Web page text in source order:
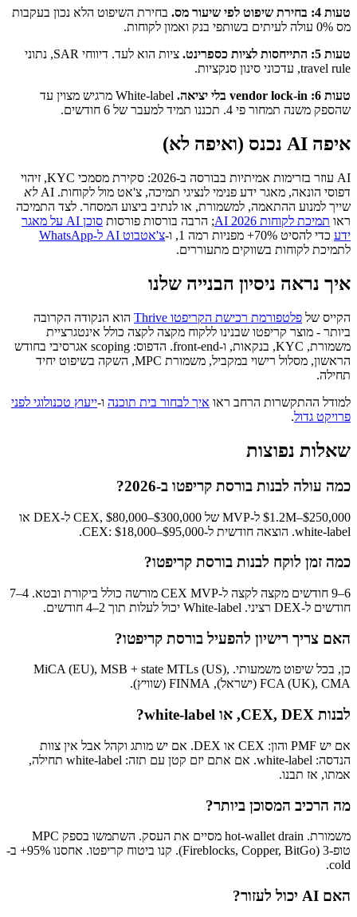
טעות 4: בחירת שיפוט לפי שיעור מס.
בחירת השיפוט הלא נכון בעקבות
מס 0% עולה לעיתים בשותפי בנק ואמון לקוחות.
טעות 5: התייחסות לציות כספרינט.
ציות הוא לעד. דיווחי SAR, נתוני
travel rule, עדכוני סינון סנקציות.
טעות 6: vendor lock-in בלי יציאה.
White-label מרגיש מצוין עד
שהספק משנה תמחור פי 4. תכננו תמיד למעבר של 6 חודשים.
איפה AI נכנס (ואיפה לא)
AI עוזר בזרימות אמיתיות בבורסה ב-2026: סקירת מסמכי KYC, זיהוי
דפוסי הונאה, מאגר ידע פנימי לנציגי תמיכה, צ'אט מול לקוחות. AI
לא
שייך למנוע ההתאמה, למשמורת, או לנתיב ביצוע המסחר. לצד התמיכה
ראו תמיכת לקוחות AI 2026 ; הרבה בורסות פורסות
סוכן AI על מאגר
ידע כדי להסיט 70%+ מפניות רמה 1, ו-
צ'אטבוט AI ל-WhatsApp
לתמיכת לקוחות בשווקים מתעוררים.
איך נראה ניסיון הבנייה שלנו
הקייס של פלטפורמת רכישת הקריפטו Thrive
הוא הנקודה הקרובה
ביותר - מוצר קריפטו שבנינו ללקוח מקצה לקצה כולל אינטגרציית
משמורת, KYC, בנקאות, ו-front-end. הדפוס: scoping אגרסיבי בחודש
הראשון, מסלול רישוי במקביל, משמורת MPC, השקה בשיפוט יחיד
תחילה.
למודל ההתקשרות הרחב ראו איך לבחור בית תוכנה ו-ייעוץ טכנולוגי לפני
פרויקט גדול.
שאלות נפוצות
כמה עולה לבנות בורסת קריפטו ב-2026?
$250,000–$1.2M ל-MVP של CEX, $80,000–$300,000 ל-DEX או
white-label. הוצאה חודשית ל-CEX: $18,000–$95,000.
כמה זמן לוקח לבנות בורסת קריפטו?
6–9 חודשים מקצה לקצה ל-CEX MVP מורשה כולל ביקורת ובטא. 4–7
חודשים ל-DEX רציני. White-label יכול לעלות תוך 2–4 חודשים.
האם צריך רישיון להפעיל בורסת קריפטו?
כן, בכל שיפוט משמעותי. MiCA (EU), MSB + state MTLs (US),
FCA (UK), CMA (ישראל), FINMA (שוויץ).
לבנות CEX, DEX, או white-label?
אם יש PMF והון: CEX או DEX. אם יש מותג וקהל אבל אין צוות
הנדסה: white-label. אם אתם יזם קטן עם תזה: white-label תחילה,
אמתו, אז תבנו.
מה הרכיב המסוכן ביותר?
משמורת. hot-wallet drain מסיים את העסק. השתמשו בספק MPC
טופ-3 (Fireblocks, Copper, BitGo). קנו ביטוח קריפטו. אחסנו 95%+ ב-
cold.
האם AI יכול לעזור?